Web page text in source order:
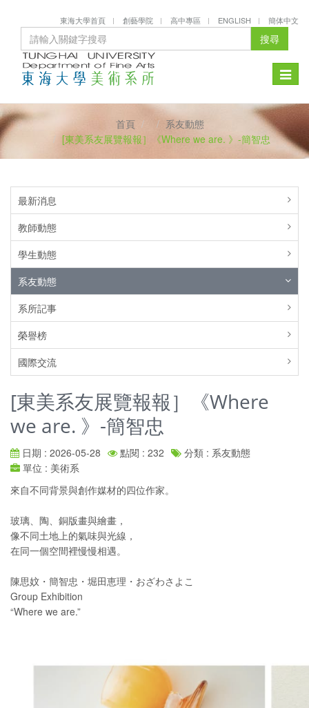
東海大學首頁 創藝學院 高中專區 ENGLISH 簡体中文
搜尋
Toggle
首頁
系友動態
[東美系友展覽報報］《Where we are. 》-簡智忠
最新消息
教師動態
學生動態
系友動態
系所記事
榮譽榜
國際交流
[東美系友展覽報報］《Where
we are. 》-簡智忠
日期 : 2026-05-28 點閱 : 232
分類 : 系友動態
單位 : 美術系
來自不同背景與創作媒材的四位作家。
玻璃、陶、銅版畫與繪畫，
像不同土地上的氣味與光線，
在同一個空間裡慢慢相遇。
陳思妏・簡智忠・堀田恵理・おざわさよこ
Group Exhibition
“Where we are.”